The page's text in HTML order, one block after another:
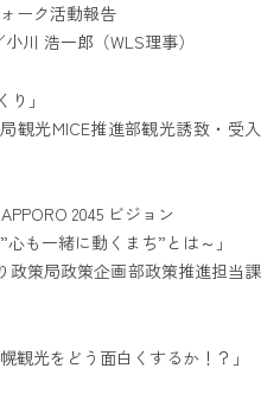
ーク活動報告
川 浩一郎（WLS理事）
」
観光MICE推進部観光誘致・受入
2045 ビジョン
も一緒に動くまち”とは～」
政策局政策企画部政策推進担当課
観光をどう面白くするか！？」